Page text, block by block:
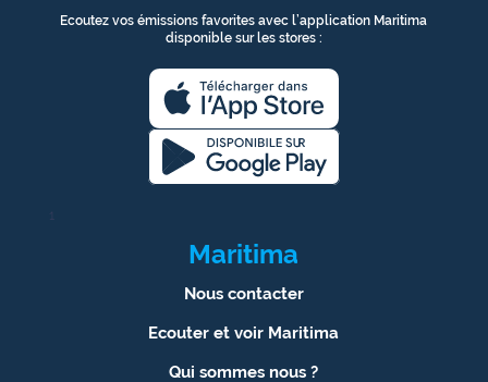
Ecoutez vos émissions favorites avec l’application Maritima
disponible sur les stores :
1
Maritima
Nous contacter
Ecouter et voir Maritima
Qui sommes nous ?